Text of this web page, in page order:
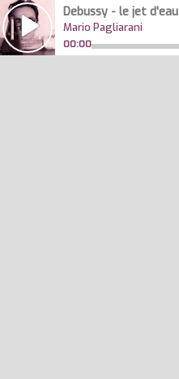
Debussy - le jet d'eau
Mario Pagliarani
00:00